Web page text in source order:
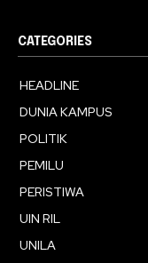
CATEGORIES
HEADLINE
DUNIA KAMPUS
POLITIK
PEMILU
PERISTIWA
UIN RIL
UNILA